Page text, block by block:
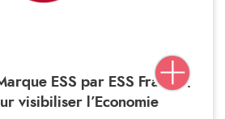
ESS par ESS France :
visibiliser l’Economie